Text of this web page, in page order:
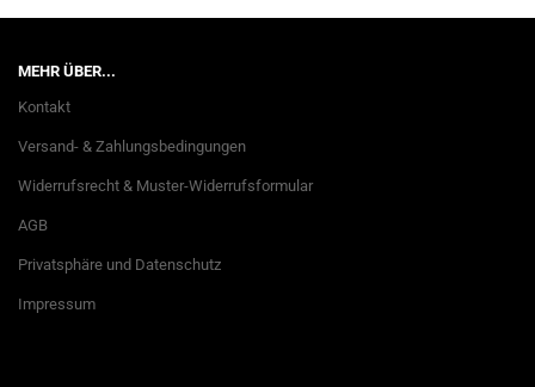
MEHR ÜBER...
Kontakt
Versand- & Zahlungsbedingungen
Widerrufsrecht & Muster-Widerrufsformular
AGB
Privatsphäre und Datenschutz
Impressum